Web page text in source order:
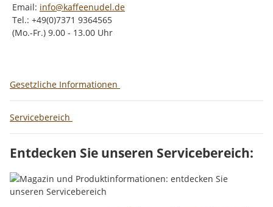
Email: info@kaffeenudel.de
Tel.: +49(0)7371 9364565
(Mo.-Fr.) 9.00 - 13.00 Uhr
Gesetzliche Informationen
Servicebereich
Entdecken Sie unseren Servicebereich: